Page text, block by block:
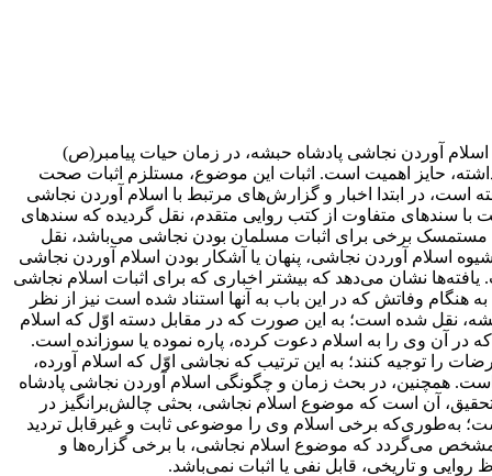
آوردن نجاشی پادشاه حبشه، در زمان حیات پیامبر(ص)
داشته، حایز اهمیت است. اثبات این موضوع، مستلزم اثبات صحت
است، در ابتدا اخبار و گزارش‌های مرتبط با اسلام آوردن نجاشی
و نیز از حیث وجود اخبار متعارض، مورد بررسی قرار گرفته است. در خصوص اخبار مرتبط با اسلام آوردن نجاشی، 5 روایت با سندهای متفاوت از کتب روایی متقدم، نقل گردیده که سندهای
مستمسک برخی برای اثبات مسلمان بودن نجاشی می‌‌باشد، نقل
اسلام آوردن نجاشی، پنهان یا آشکار بودن اسلام آوردن نجاشی
نشان می‌دهد که بیشتر اخباری که برای اثبات اسلام نجاشی
وفاتش که در این باب به آنها استناد شده است نیز از نظر
نقل شده است؛ به این صورت که در مقابل دسته اوّل که اسلام
در آن وی را به اسلام دعوت کرده، پاره نموده یا سوزانده است.
را توجیه کنند؛ به این ترتیب که نجاشی اوّل که اسلام آورده،
همچنین، در بحث زمان و چگونگی اسلام آوردن نجاشی پادشاه
آن است که موضوع اسلام نجاشی، بحثی چالش‌برانگیز در
به‌طوری‌که برخی اسلام وی را موضوعی ثابت و غیرقابل تردید
مشخص می‌‌گردد که موضوع اسلام نجاشی، با برخی گزاره‌‌ها و
و تاریخی، قابل نفی یا اثبات نمی‌‌باشد.